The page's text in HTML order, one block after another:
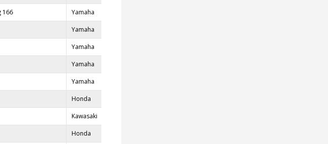
166 Yamaha
Yamaha
Yamaha
Yamaha
Yamaha
Honda
Kawasaki
Honda